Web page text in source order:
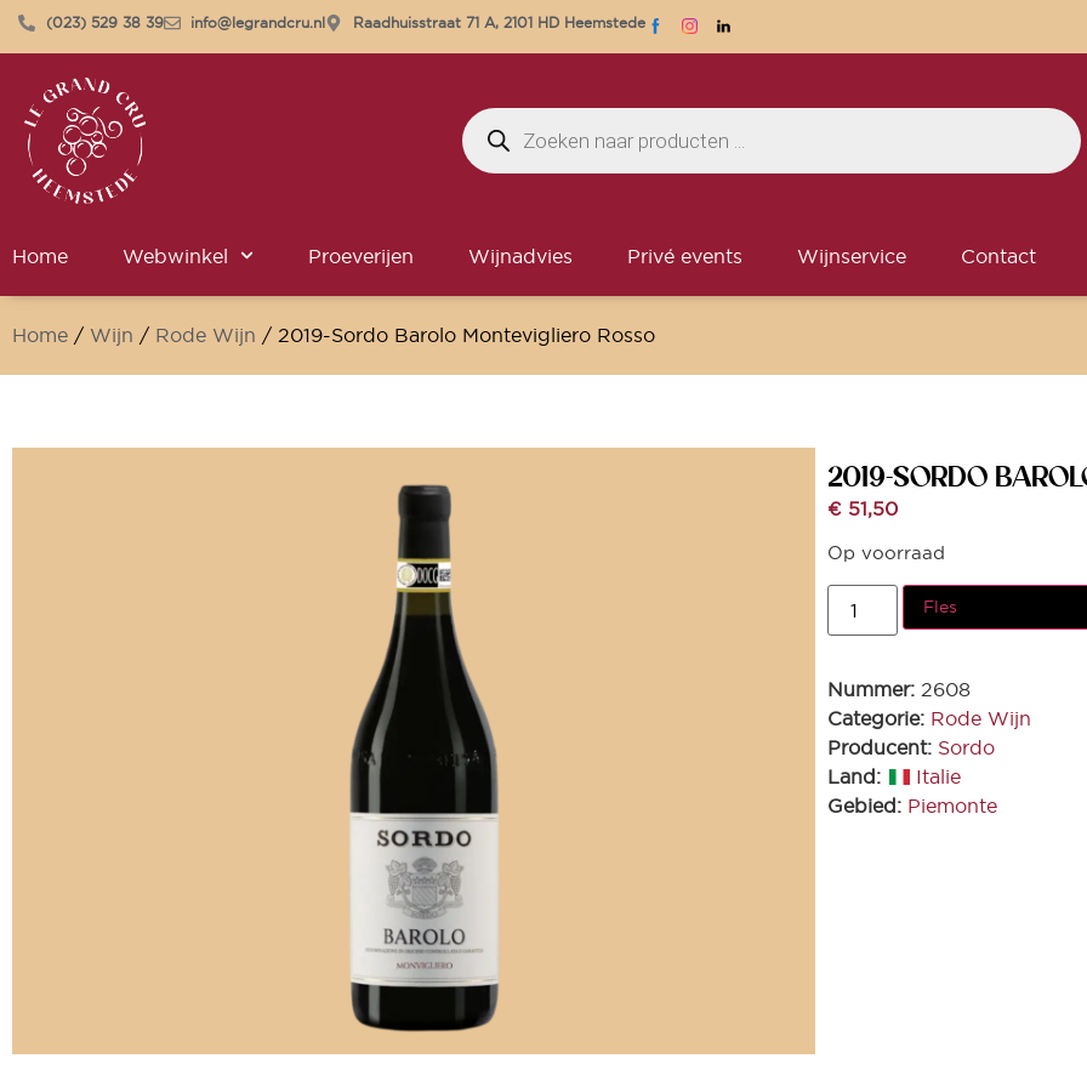
(023) 529 38 39 info@legrandcru.nl Raadhuisstraat 71 A, 2101 HD Heemstede
Home Webwinkel Proeverijen Wijnadvies Privé events Wijnservice Contact
Home / Wijn / Rode Wijn / 2019-Sordo Barolo Montevigliero Rosso
2019-SORDO
€ 51,50
Op voorraad
Fles
Nummer: 2608
Categorie: Rode Wijn
Producent: Sordo
Land:
Italie
Gebied: Piemonte